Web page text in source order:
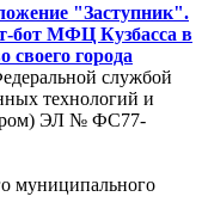
"Заступник".
бот МФЦ Кузбасса в
своего города
службой
технологий и
ЭЛ № ФС77-
муниципального